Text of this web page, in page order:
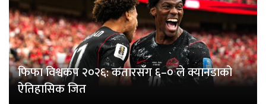
फिफा विश्वकप २०२६: कतारसँग ६–० ले क्यानडाको
ऐतिहासिक जित